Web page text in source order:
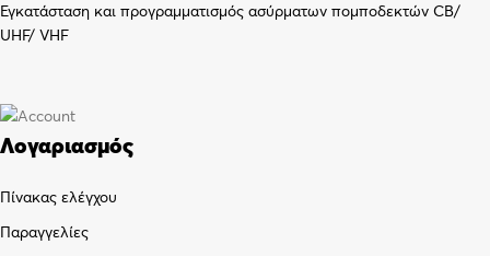
Εγκατάσταση και προγραμματισμός ασύρματων πομποδεκτών CB/
UHF/ VHF
Λογαριασμός
Πίνακας ελέγχου
Παραγγελίες